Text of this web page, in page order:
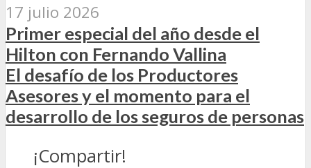
17 julio 2026
Primer especial del año desde el
Hilton con Fernando Vallina
El desafío de los Productores
Asesores y el momento para el
desarrollo de los seguros de personas
¡Compartir!